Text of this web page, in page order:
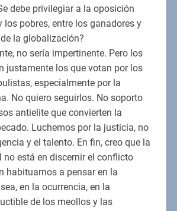
debe privilegiar a la oposición
los pobres, entre los ganadores y
la globalización?
no sería impertinente. Pero los
justamente los que votan por los
especialmente por la
No quiero seguirlos. No soporto
antielite que convierten la
Luchemos por la justicia, no
y el talento. En fin, creo que la
no está en discernir el conflicto
habituarnos a pensar en la
en la ocurrencia, en la
de los meollos y las